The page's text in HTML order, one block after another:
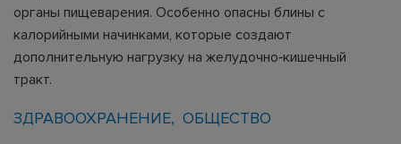
органы пищеварения. Особенно опасны блины с
калорийными начинками, которые создают
дополнительную нагрузку на желудочно‑кишечный
тракт.
ЗДРАВООХРАНЕНИЕ ОБЩЕСТВО